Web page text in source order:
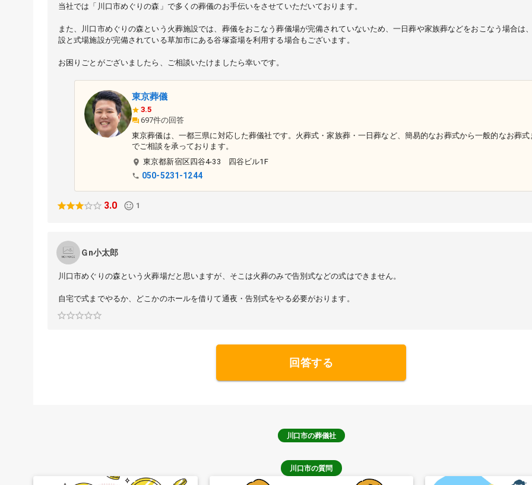
当社では「川口市めぐりの森」で多くの葬儀のお手伝いをさせていただいております。
また、川口市めぐりの森という火葬施設では、葬儀をおこなう葬儀場が完備されていないため、一日葬や家族葬などをおこなう場合は
設と式場施設が完備されている草加市にある谷塚斎場を利用する場合もございます。
お困りごとがございましたら、ご相談いたけましたら幸いです。
東京葬儀
3.5
697件の回答
東京葬儀は、一都三県に対応した葬儀社です。火葬式・家族葬・一日葬など、簡易的なお葬式から一般的なお葬式
でご相談を承っております。
東京都新宿区四谷4-33 四谷ビル1F
050-5231-1244
3.0 1
Ｇn小太郎
川口市めぐりの森という火葬場だと思いますが、そこは火葬のみで告別式などの式はできません。
自宅で式までやるか、どこかのホールを借りて通夜・告別式をやる必要がおります。
回答する
川口市の葬儀社
川口市の質問